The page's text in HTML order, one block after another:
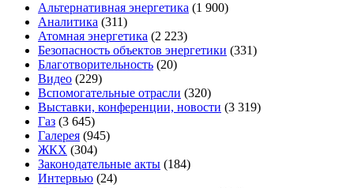
Альтернативная энергетика (1 900)
Аналитика (311)
Атомная энергетика (2 223)
Безопасность объектов энергетики (331)
Благотворительность (20)
Видео (229)
Вспомогательные отрасли (320)
Выставки, конференции, новости (3 319)
Газ (3 645)
Галерея (945)
ЖКХ (304)
Законодательные акты (184)
Интервью (24)